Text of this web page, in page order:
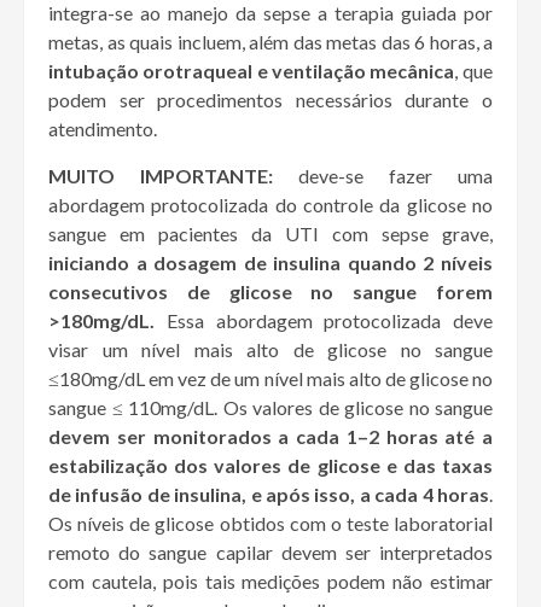
integra-se ao manejo da sepse a terapia guiada por
metas, as quais incluem, além das metas das 6 horas, a
intubação orotraqueal e ventilação mecânica, que
podem ser procedimentos necessários durante o
atendimento.
MUITO IMPORTANTE: deve-se fazer uma
abordagem protocolizada do controle da glicose no
sangue em pacientes da UTI com sepse grave,
iniciando a dosagem de insulina quando 2 níveis
consecutivos de glicose no sangue forem
>180mg/dL. Essa abordagem protocolizada deve
visar um nível mais alto de glicose no sangue
≤180mg/dL em vez de um nível mais alto de glicose no
sangue ≤ 110mg/dL. Os valores de glicose no sangue
devem ser monitorados a cada 1–2 horas até a
estabilização dos valores de glicose e das taxas
de infusão de insulina, e após isso, a cada 4 horas.
Os níveis de glicose obtidos com o teste laboratorial
remoto do sangue capilar devem ser interpretados
com cautela, pois tais medições podem não estimar